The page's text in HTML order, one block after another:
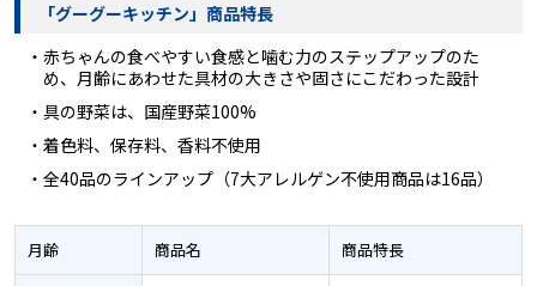
「グーグーキッチン」商品特長
・赤ちゃんの食べやすい食感と噛む力のステップアップのた
め、月齢にあわせた具材の大きさや固さにこだわった設計
・具の野菜は、国産野菜100%
・着色料、保存料、香料不使用
・全40品のラインアップ（7大アレルゲン不使用商品は16品）
月齢 商品名 商品特長